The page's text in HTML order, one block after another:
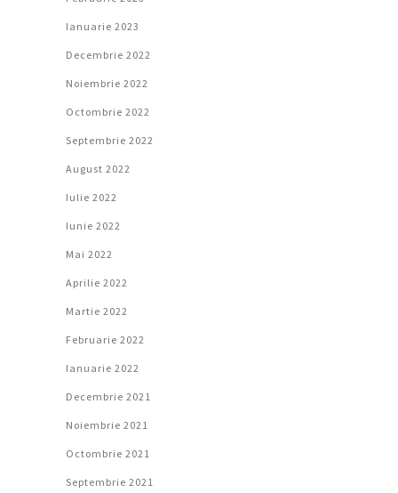
Ianuarie 2023
Decembrie 2022
Noiembrie 2022
Octombrie 2022
Septembrie 2022
August 2022
Iulie 2022
Iunie 2022
Mai 2022
Aprilie 2022
Martie 2022
Februarie 2022
Ianuarie 2022
Decembrie 2021
Noiembrie 2021
Octombrie 2021
Septembrie 2021